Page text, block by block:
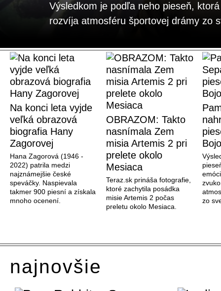
Výsledkom je podľa neho pieseň,
rozvíja atmosféru športovej drámy zo
Na konci leta vyjde
veľká obrazová
biografia Hany
Zagorovej
Hana Zagorová (1946 -
2022) patrila medzi
najznámejšie české
speváčky. Naspievala
takmer 900 piesní a získala
mnoho ocenení.
OBRAZOM: Takto
nasnímala Zem
misia Artemis 2 pri
prelete okolo
Mesiaca
Teraz.sk prináša fotografie,
ktoré zachytila posádka
misie Artemis 2 počas
preletu okolo Mesiaca.
zo
najnovšie